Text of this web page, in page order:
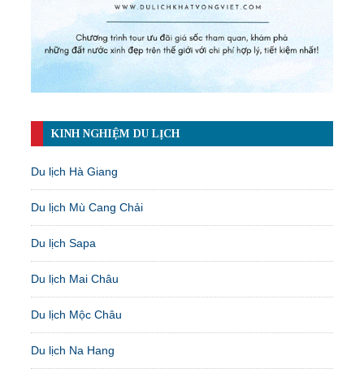
KINH NGHIỆM DU LỊCH
Du lịch Hà Giang
Du lịch Mù Cang Chải
Du lịch Sapa
Du lịch Mai Châu
Du lịch Mộc Châu
Du lịch Na Hang